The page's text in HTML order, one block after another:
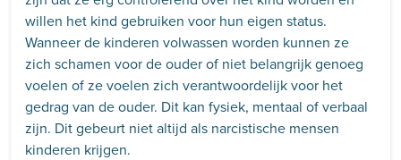
willen het kind gebruiken voor hun eigen status.
Wanneer de kinderen volwassen worden kunnen ze
zich schamen voor de ouder of niet belangrijk genoeg
voelen of ze voelen zich verantwoordelijk voor het
gedrag van de ouder. Dit kan fysiek, mentaal of verbaal
zijn. Dit gebeurt niet altijd als narcistische mensen
kinderen krijgen.